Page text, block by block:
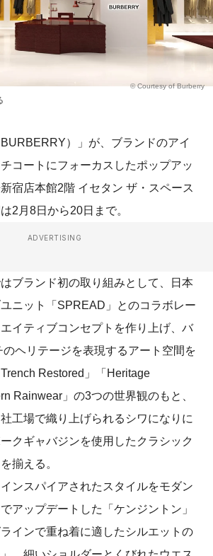
© Courtesy of Burberry
）」が、ブランドのアイ
コートにフォーカスしたポップアッ
宿店本館2階 イセタン ザ・スペース
2月8日から20日まで。
ADVERTISING
ブランド初の取り組みとして、日本
ニット「SPREAD」とのコラボレー
イティブコンセプトを作り上げ、バ
ヘリテージを表現するアート空間を
Restored」「Heritage
Rainwear」の3つの世界観のもと、
工場で織り上げられるシワになりに
クギャバジンを使用したクラシック
揃える。
ンスパイアされたスタイルをモダン
アップデートした「ケンジントン」
インで重ね着に適したシルエットの